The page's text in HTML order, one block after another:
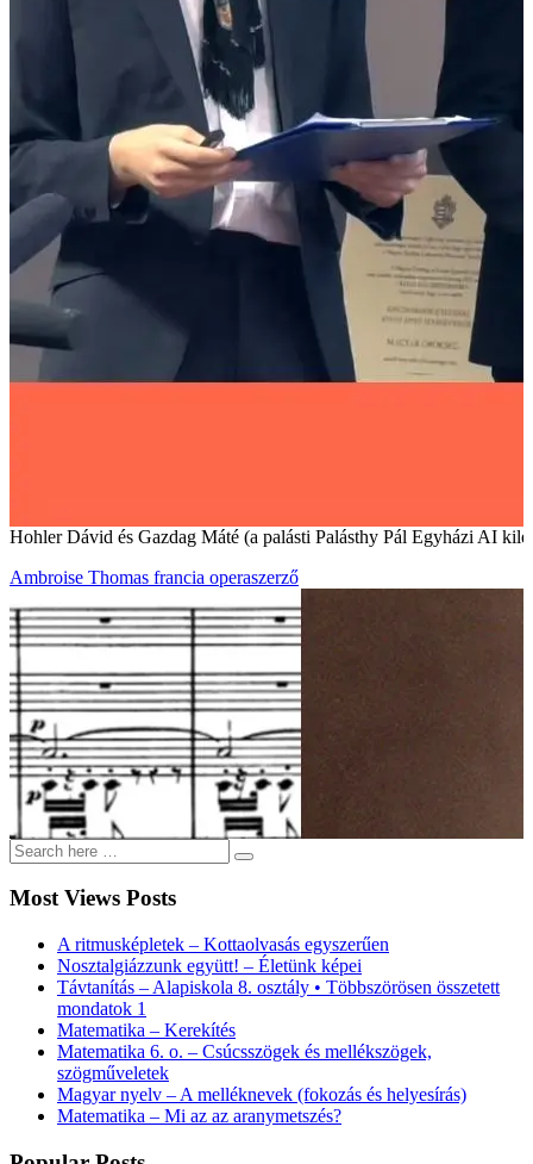
Hohler Dávid és Gazdag Máté (a palásti Palásthy Pál Egyházi AI
Ambroise Thomas francia operaszerző
Most Views Posts
A ritmusképletek – Kottaolvasás egyszerűen
Nosztalgiázzunk együtt! – Életünk képei
Távtanítás – Alapiskola 8. osztály • Többszörösen összetett
mondatok 1
Matematika – Kerekítés
Matematika 6. o. – Csúcsszögek és mellékszögek,
szögműveletek
Magyar nyelv – A melléknevek (fokozás és helyesírás)
Matematika – Mi az az aranymetszés?